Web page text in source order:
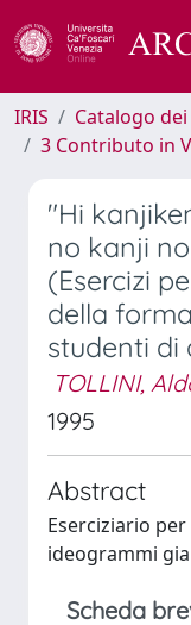
IRIS
Catalogo
3 Contributo in
"Hi
no kanji
(Esercizi
della
studenti
TOLLINI,
1995
Abstract
Eserciziario
ideogrammi
Scheda